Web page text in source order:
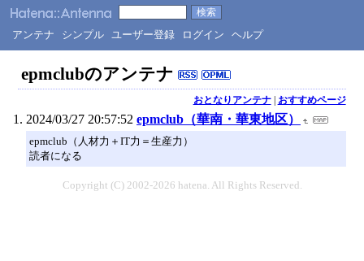
アンテナ シンプル ユーザー登録 ログイン ヘルプ
epmclubのアンテナ
おとなりアンテナ| おすすめページ
2024/03/27 20:57:52 epmclub（華南・華東地区）
epmclub（人材力＋IT力＝生産力）
読者になる
Copyright (C) 2002-2026 hatena. All Rights Reserved.